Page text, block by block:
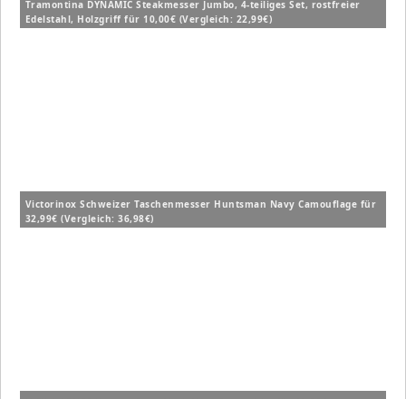
Tramontina DYNAMIC Steakmesser Jumbo, 4-teiliges Set, rostfreier
Edelstahl, Holzgriff für 10,00€ (Vergleich: 22,99€)
Victorinox Schweizer Taschenmesser Huntsman Navy Camouflage für
32,99€ (Vergleich: 36,98€)